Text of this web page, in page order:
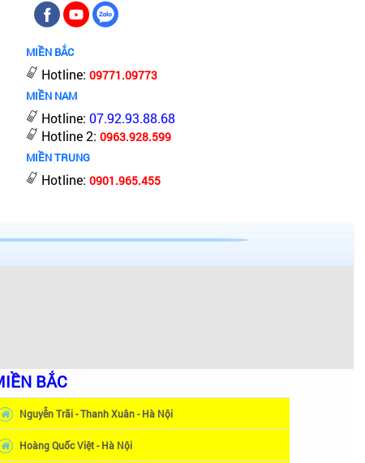
MIỀN BẮC
Hotline:09771.09773
MIỀN NAM
Hotline:07.92.93.88.68
Hotline 2:0963.928.599
MIỀN TRUNG
Hotline:0901.965.455
BẮC
Nguyễn Trãi - Thanh Xuân - Hà Nội
Hoàng Quốc Việt - Hà Nội